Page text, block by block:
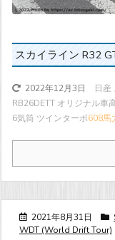
スカイライン R32
2022年12月3日
日産
RB26DETT オリジナル車
6気筒 ツインターボ608馬
2021年8月31日
WDT (World Drift Tour)